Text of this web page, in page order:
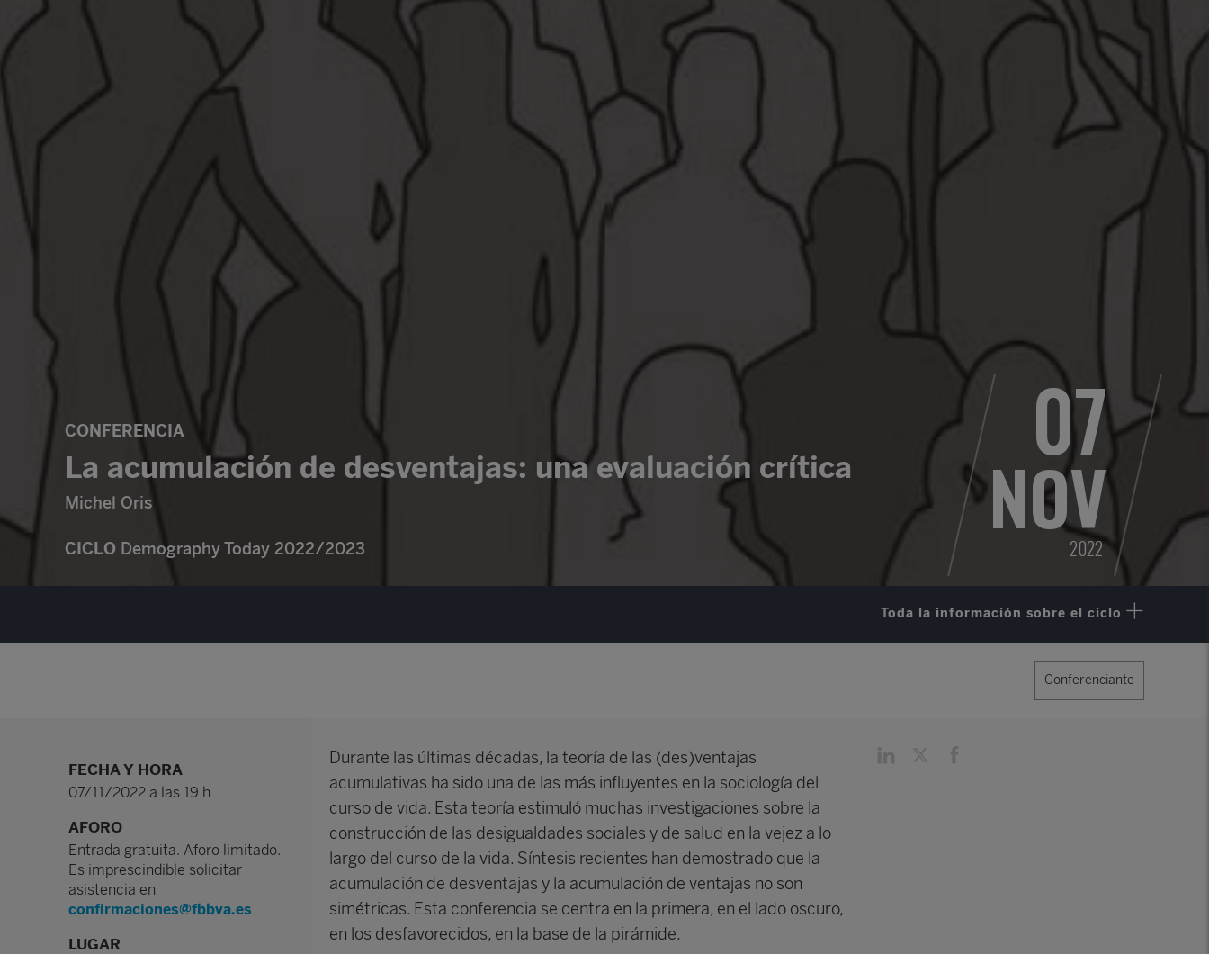
CONFERENCIA
La acumulación de desventajas: una evaluación crítica
Michel Oris
CICLO Demography Today 2022/2023
07
NOV
2022
Toda la información sobre el ciclo
Conferenciante
FECHA Y HORA
07/11/2022 a las 19 h
AFORO
Entrada gratuita. Aforo limitado.
Es imprescindible solicitar
asistencia en
confirmaciones@fbbva.es
LUGAR
Durante las últimas décadas, la teoría de las (des)ventajas
acumulativas ha sido una de las más influyentes en la sociología del
curso de vida. Esta teoría estimuló muchas investigaciones sobre la
construcción de las desigualdades sociales y de salud en la vejez a lo
largo del curso de la vida. Síntesis recientes han demostrado que la
acumulación de desventajas y la acumulación de ventajas no son
simétricas. Esta conferencia se centra en la primera, en el lado oscuro,
en los desfavorecidos, en la base de la pirámide.